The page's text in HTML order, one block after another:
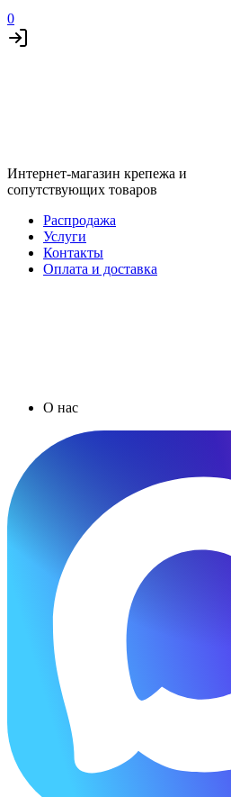
0
Интернет-магазин крепежа и
сопутствующих товаров
Распродажа
Услуги
Контакты
Оплата и доставка
О нас